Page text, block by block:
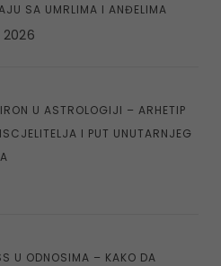
SA UMRLIMA I ANĐELIMA
2026
U ASTROLOGIJI – ARHETIP
I PUT UNUTARNJEG
U ODNOSIMA – KAKO DA